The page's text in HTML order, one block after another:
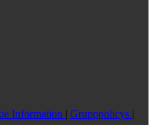
Information | Grupppolicys |